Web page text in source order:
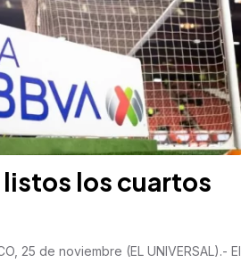
listos los cuartos
25 de noviembre (EL UNIVERSAL).- El